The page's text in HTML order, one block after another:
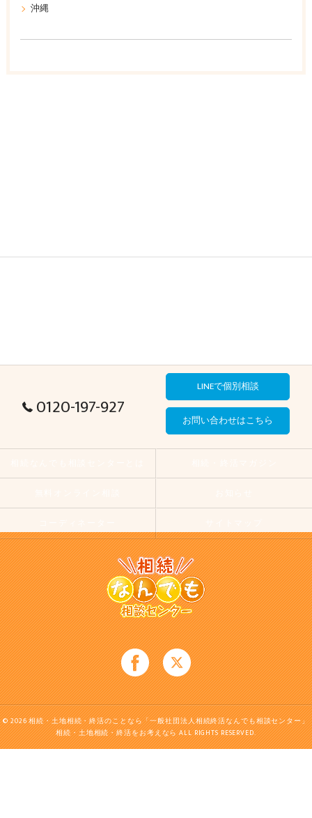
沖縄
0120-197-927
LINEで個別相談
お問い合わせはこちら
© 2026 相続・土地相続・終活のことなら「一般社団法人相続終活なんでも相談センター」
相続・土地相続・終活をお考えなら ALL RIGHTS RESERVED.